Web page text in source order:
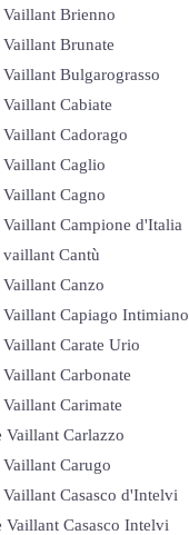
Vaillant Brienno
Brunate
Bulgarograsso
Cabiate
Cadorago
Vaillant Caglio
Cagno
Vaillant Campione d'Italia
vaillant Cantù
Canzo
Vaillant Capiago Intimiano
Carate Urio
Carbonate
Carimate
Vaillant Carlazzo
Carugo
Casasco d'Intelvi
Vaillant Casasco Intelvi